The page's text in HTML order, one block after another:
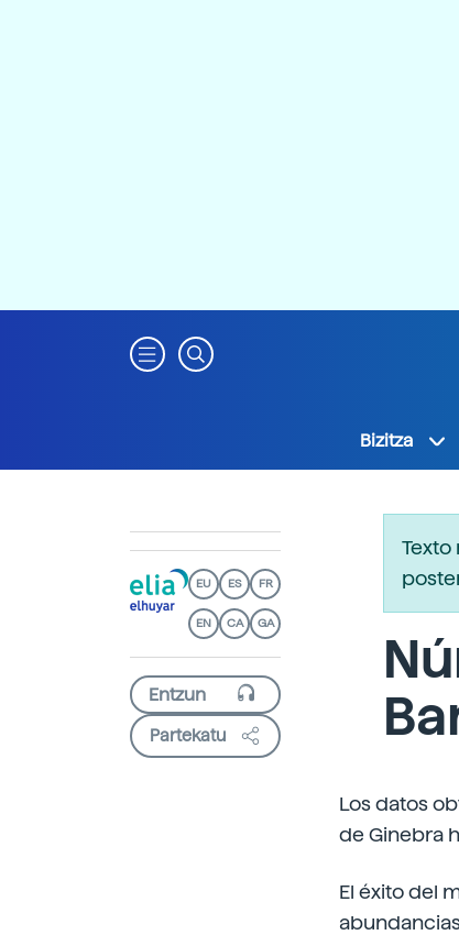
Bizitza
EU ES FR
EN CA GA
Partekatu
Los datos
de Ginebra
El éxito del